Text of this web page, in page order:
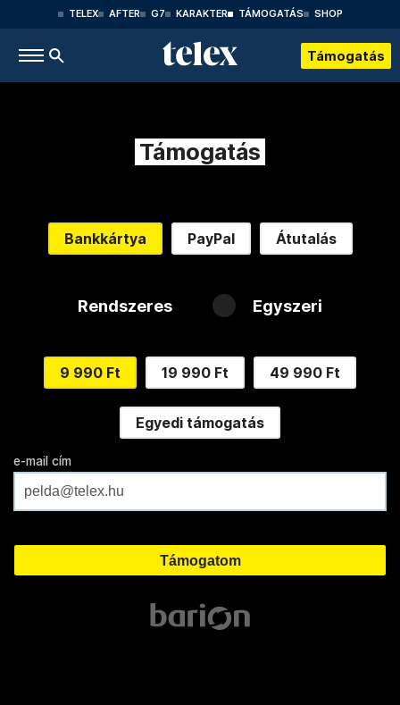
TELEX AFTER G7 KARAKTER TÁMOGATÁS SHOP
Támogatás
Támogatás
Bankkártya PayPal Átutalás
Rendszeres Egyszeri
9 990 Ft 19 990 Ft 49 990 Ft
Egyedi támogatás
e-mail cím